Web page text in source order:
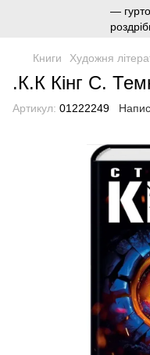
Книги Художня
.К.К Кінг С.
Артикул: 01222249